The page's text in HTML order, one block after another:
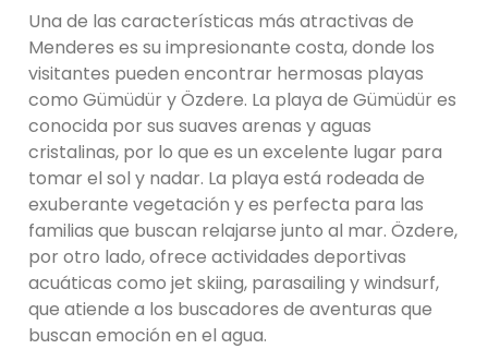
Una de las características más atractivas de
Menderes es su impresionante costa, donde los
visitantes pueden encontrar hermosas playas
como Gümüdür y Özdere. La playa de Gümüdür es
conocida por sus suaves arenas y aguas
cristalinas, por lo que es un excelente lugar para
tomar el sol y nadar. La playa está rodeada de
exuberante vegetación y es perfecta para las
familias que buscan relajarse junto al mar. Özdere,
por otro lado, ofrece actividades deportivas
acuáticas como jet skiing, parasailing y windsurf,
que atiende a los buscadores de aventuras que
buscan emoción en el agua.